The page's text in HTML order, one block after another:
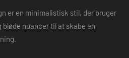
er en minimalistisk stil, der bruger
nuancer til at skabe en